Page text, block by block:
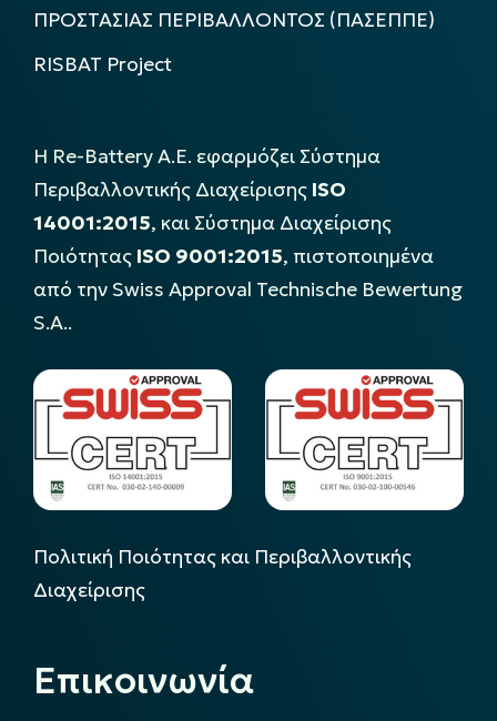
ΠΡΟΣΤΑΣΙΑΣ ΠΕΡΙΒΑΛΛΟΝΤΟΣ (ΠΑΣΕΠΠΕ)
RISBAT Project
Η Re-Battery Α.Ε. εφαρμόζει Σύστημα
Περιβαλλοντικής Διαχείρισης ISO
14001:2015, και Σύστημα Διαχείρισης
Ποιότητας ISO 9001:2015, πιστοποιημένα
από την Swiss Approval Technische Bewertung
S.A..
Πολιτική Ποιότητας και Περιβαλλοντικής
Διαχείρισης
Επικοινωνία